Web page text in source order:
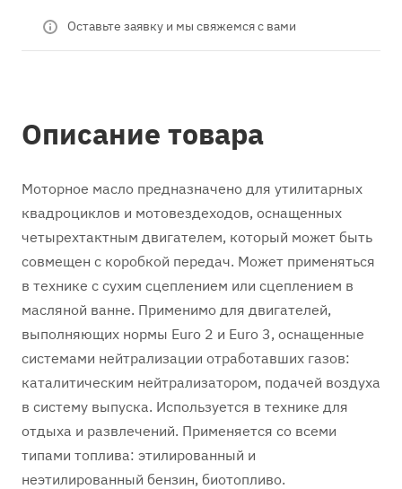
Оставьте заявку и мы свяжемся с вами
Описание товара
Моторное масло предназначено для утилитарных
квадроциклов и мотовездеходов, оснащенных
четырехтактным двигателем, который может быть
совмещен с коробкой передач. Может применяться
в технике с сухим сцеплением или сцеплением в
масляной ванне. Применимо для двигателей,
выполняющих нормы Euro 2 и Euro 3, оснащенные
системами нейтрализации отработавших газов:
каталитическим нейтрализатором, подачей воздуха
в систему выпуска. Используется в технике для
отдыха и развлечений. Применяется со всеми
типами топлива: этилированный и
неэтилированный бензин, биотопливо.